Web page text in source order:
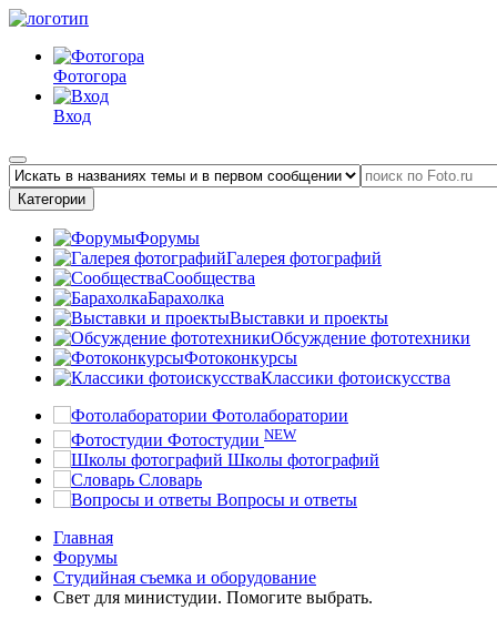
Фотогора
Вход
Категории
Форумы
Галерея фотографий
Сообщества
Барахолка
Выставки и проекты
Обсуждение фототехники
Фотоконкурсы
Классики фотоискусства
Фотолаборатории
Фотостудии NEW
Школы фотографий
Словарь
Вопросы и ответы
Главная
Форумы
Студийная съемка и оборудование
Свет для министудии. Помогите выбрать.